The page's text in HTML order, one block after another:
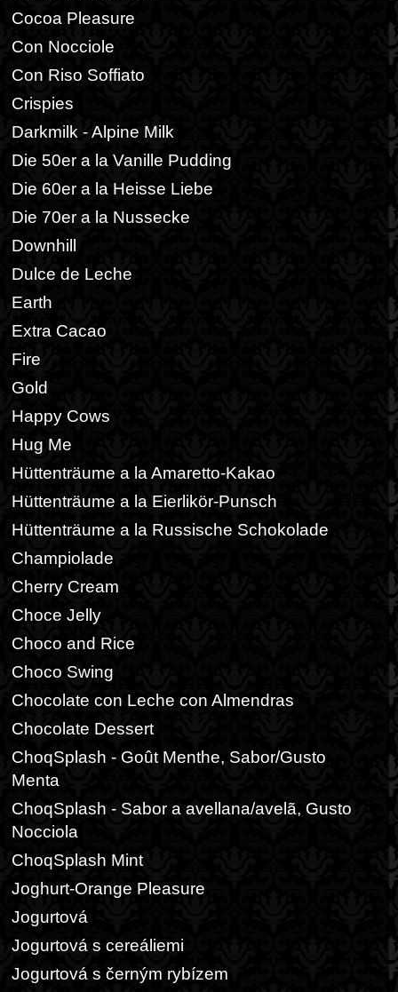
Cocoa Pleasure
Con Nocciole
Con Riso Soffiato
Crispies
Darkmilk - Alpine Milk
Die 50er a la Vanille Pudding
Die 60er a la Heisse Liebe
Die 70er a la Nussecke
Downhill
Dulce de Leche
Earth
Extra Cacao
Fire
Gold
Happy Cows
Hug Me
Hüttenträume a la Amaretto-Kakao
Hüttenträume a la Eierlikör-Punsch
Hüttenträume a la Russische Schokolade
Champiolade
Cherry Cream
Choce Jelly
Choco and Rice
Choco Swing
Chocolate con Leche con Almendras
Chocolate Dessert
ChoqSplash - Goût Menthe, Sabor/Gusto
Menta
ChoqSplash - Sabor a avellana/avelã, Gusto
Nocciola
ChoqSplash Mint
Joghurt-Orange Pleasure
Jogurtová
Jogurtová s cereáliemi
Jogurtová s černým rybízem